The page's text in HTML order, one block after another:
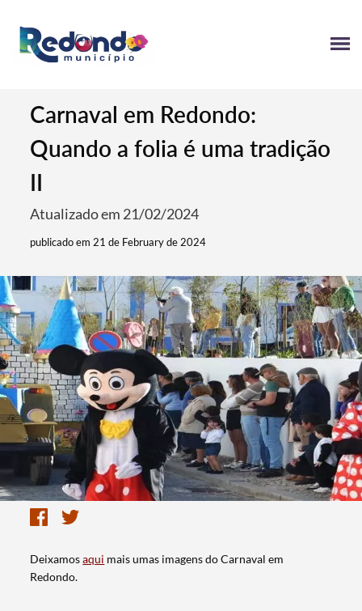
Carnaval em Redondo:
Quando a folia é uma tradição
II
Atualizado em 21/02/2024
publicado em 21 de February de 2024
Deixamosaqui mais umas imagens do Carnaval em
Redondo.